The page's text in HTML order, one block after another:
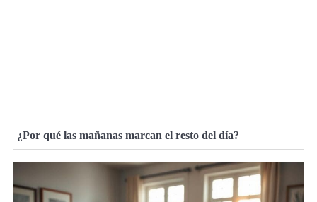
¿Por qué las mañanas marcan el resto del día?